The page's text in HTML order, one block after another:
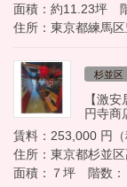
面積：約11.23坪
住所：東京都練馬
杉並区
【激
円寺商
賃料：253,000 円（
住所：東京都杉並
面積：７坪 階数：